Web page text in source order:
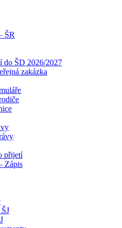
ŠR
do ŠD 2026/2027
zakázka
přijetí
Zápis